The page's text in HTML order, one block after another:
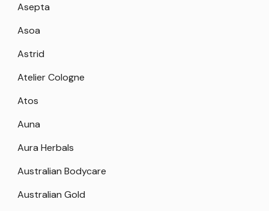
Asepta
Asoa
Astrid
Atelier Cologne
Atos
Auna
Aura Herbals
Australian Bodycare
Australian Gold